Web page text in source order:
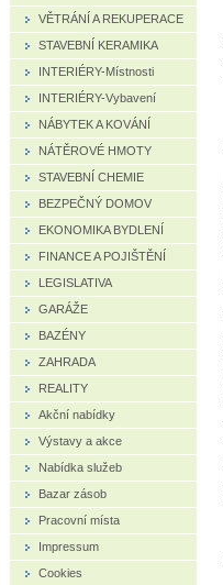
VĚTRÁNÍ A REKUPERACE
STAVEBNÍ KERAMIKA
INTERIÉRY-Místnosti
INTERIÉRY-Vybavení
NÁBYTEK A KOVÁNÍ
NÁTĚROVÉ HMOTY
STAVEBNÍ CHEMIE
BEZPEČNÝ DOMOV
EKONOMIKA BYDLENÍ
FINANCE A POJIŠTĚNÍ
LEGISLATIVA
GARÁŽE
BAZÉNY
ZAHRADA
REALITY
Akční nabídky
Výstavy a akce
Nabídka služeb
Bazar zásob
Pracovní místa
Impressum
Cookies